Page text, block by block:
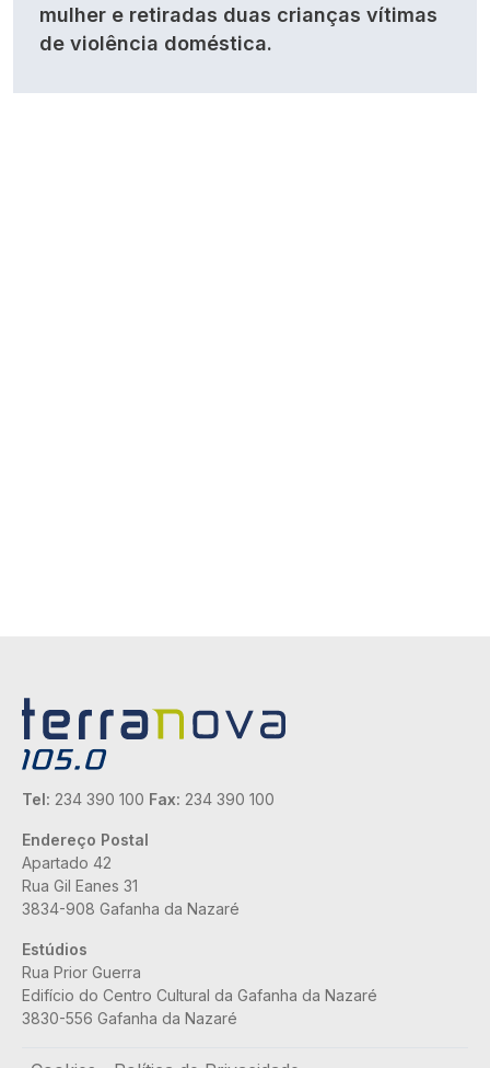
mulher e retiradas duas crianças vítimas
de violência doméstica.
Tel: 234 390 100 Fax: 234 390 100
Endereço Postal
Apartado 42
Rua Gil Eanes 31
3834-908 Gafanha da Nazaré
Estúdios
Rua Prior Guerra
Edifício do Centro Cultural da Gafanha da Nazaré
3830-556 Gafanha da Nazaré